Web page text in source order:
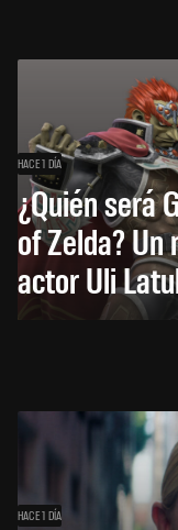
HACE 1 DÍA
¿Quién será
of Zelda?
actor Uli
HACE 1 DÍA